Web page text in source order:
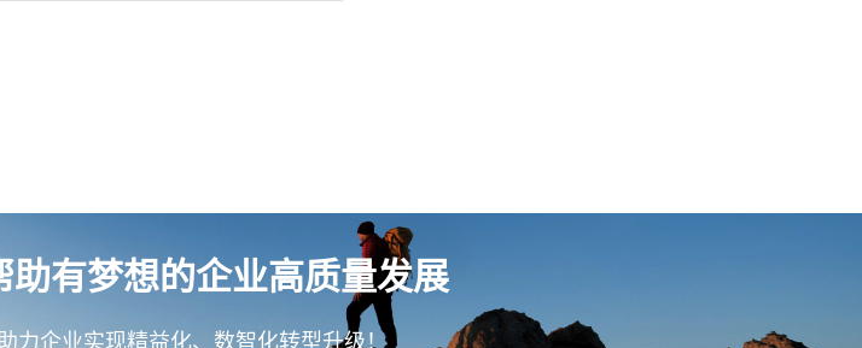
有梦想的企业高质量发展
力企业实现精益化、数智化转型升级！